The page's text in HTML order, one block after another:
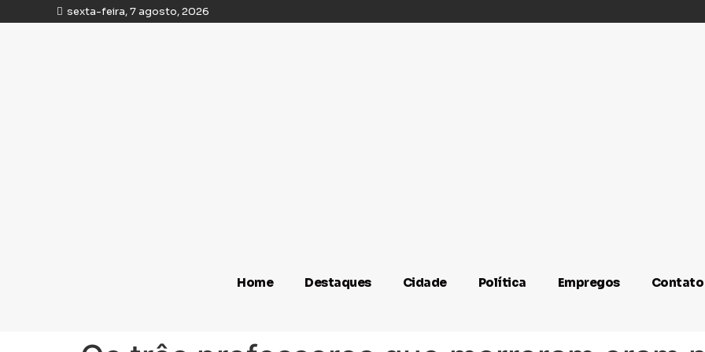
sexta-feira, 7 agosto, 2026
Home Destaques Cidade Política Empregos Contato